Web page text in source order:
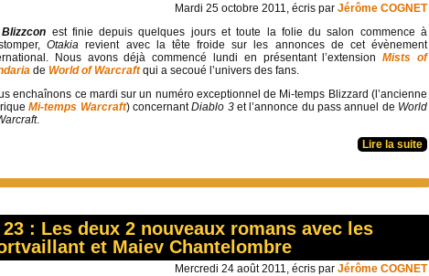
Mardi 25 octobre 2011, écris par Jérôme COGNET
Blizzcon est finie depuis quelques jours et toute la folie du salon commence à
Otakia revient avec la tête froide sur les annonces de cet évènement
Nous avons déjà commencé lundi en présentant l’extensionMists of
de World of Warcraftqui a secoué l’univers des fans.
enchaînons ce mardi sur un numéro exceptionnel de Mi-temps Blizzard (l’ancienne
Mi-temps Warcraft) concernantDiablo 3et l’annonce du pass annuel de World
.
Lire la suite
: Les deux 2 nouveaux romans avec les
et Maiev Chantelombre
Mercredi 24 août 2011, écris par Jérôme COGNET